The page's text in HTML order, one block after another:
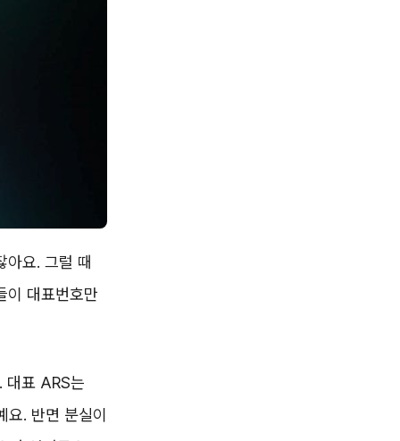
아요. 그럴 때
이 대표번호만
대표 ARS는
. 반면 분실이